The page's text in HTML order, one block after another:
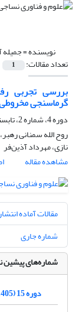
نویسنده =جمیله
تعداد مقالات: 1
بررسی تجربی
گرماسنجی
دوره 4، شماره 2، تابستان 1393، صفحه
روح الله سمنانی
نازی، مهرداد آذین‌فر
مشاهده مقاله
مقالات آماده
شماره جاری
شماره‌های پیشین
دوره 15 (1405)